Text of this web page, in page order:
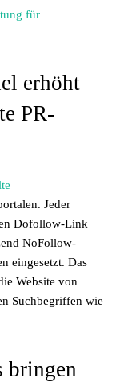
für
erhöht
PR-
Jeder
Dofollow-Link
NoFollow-
eingesetzt. Das
Website von
Suchbegriffen wie
bringen